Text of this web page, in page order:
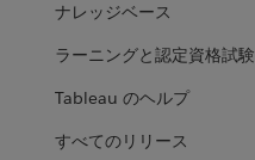
ナレッジベース
ラーニングと認定資格試験
Tableau のヘルプ
すべてのリリース